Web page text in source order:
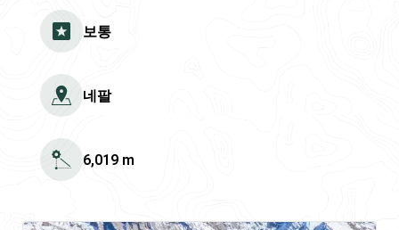
보통
네팔
6,019 m